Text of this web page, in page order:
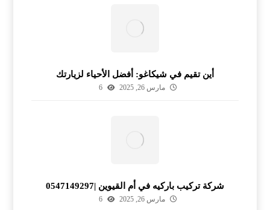
أين تقيم في شيكاغو: أفضل الأحياء لزيارتك
مارس 26, 2025 6
شركة تركيب باركيه في أم القيوين |0547149297
مارس 26, 2025 6